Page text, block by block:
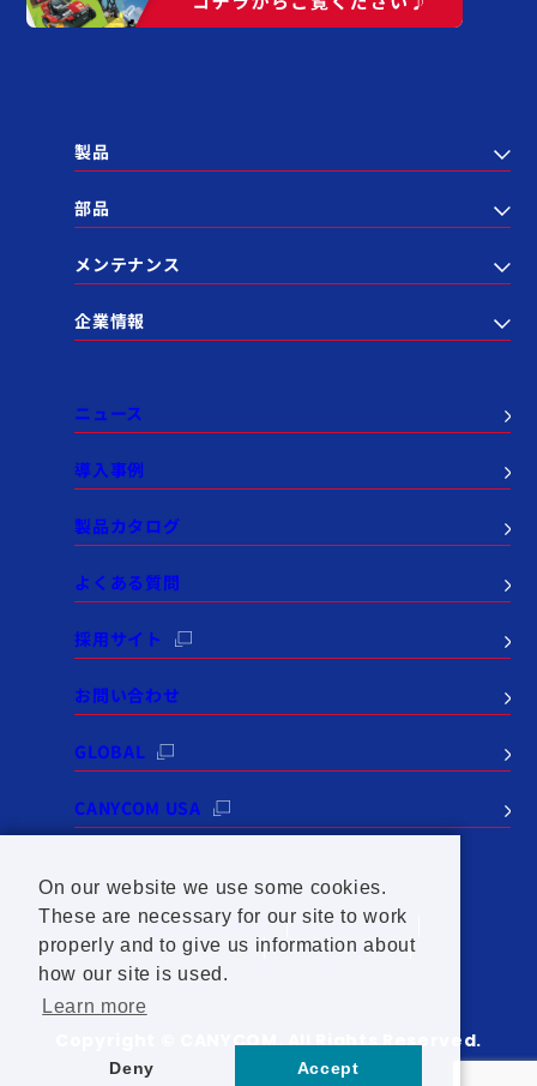
製品
部品
メンテナンス
企業情報
ニュース
導入事例
製品カタログ
よくある質問
採用サイト
お問い合わせ
GLOBAL
CANYCOM USA
個人情報保護方針
サイトポリシー
SNSポリシー
セールスポリシー
Copyright © CANYCOM. All Rights Reserved.
On our website we use some cookies.
These are necessary for our site to work
properly and to give us information about
how our site is used.
Learn more
Deny Accept